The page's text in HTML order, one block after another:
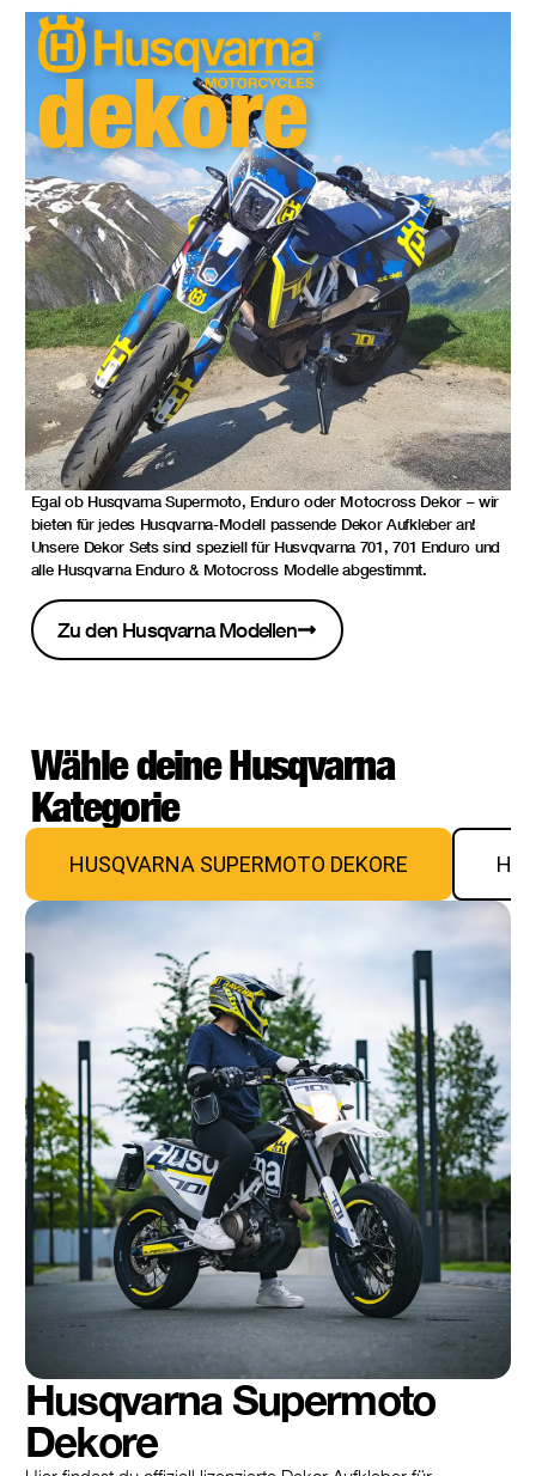
dekore
Egal ob Husqvarna Supermoto, Enduro oder Motocross Dekor – wir
bieten für jedes Husqvarna-Modell passende Dekor Aufkleber an!
Unsere Dekor Sets sind speziell für Husvqvarna 701, 701 Enduro und
alle Husqvarna Enduro & Motocross Modelle abgestimmt.
Zu den Husqvarna Modellen
Wähle deine Husqvarna
Kategorie
HUSQVARNA SUPERMOTO DEKORE
Husqvarna Supermoto
Dekore